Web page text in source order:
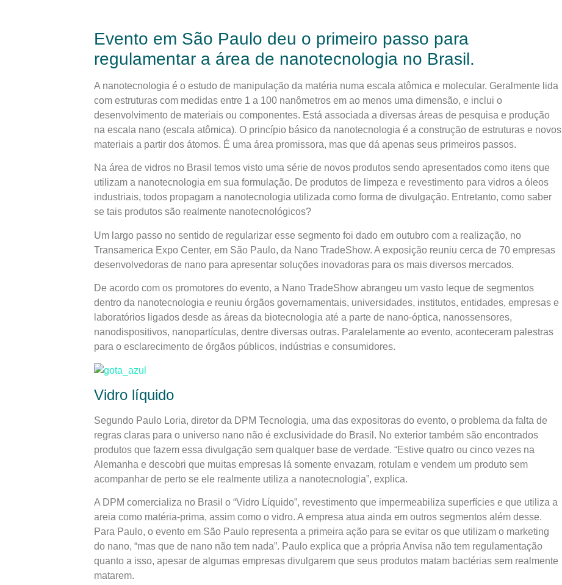
Evento em São Paulo deu o primeiro passo para
regulamentar a área de nanotecnologia no Brasil.
A nanotecnologia é o estudo de manipulação da matéria numa escala atômica e molecular. Geralmente lida
com estruturas com medidas entre 1 a 100 nanômetros em ao menos uma dimensão, e inclui o
desenvolvimento de materiais ou componentes. Está associada a diversas áreas de pesquisa e produção
na escala nano (escala atômica). O princípio básico da nanotecnologia é a construção de estruturas e novos
materiais a partir dos átomos. É uma área promissora, mas que dá apenas seus primeiros passos.
Na área de vidros no Brasil temos visto uma série de novos produtos sendo apresentados como itens que
utilizam a nanotecnologia em sua formulação. De produtos de limpeza e revestimento para vidros a óleos
industriais, todos propagam a nanotecnologia utilizada como forma de divulgação. Entretanto, como saber
se tais produtos são realmente nanotecnológicos?
Um largo passo no sentido de regularizar esse segmento foi dado em outubro com a realização, no
Transamerica Expo Center, em São Paulo, da Nano TradeShow. A exposição reuniu cerca de 70 empresas
desenvolvedoras de nano para apresentar soluções inovadoras para os mais diversos mercados.
De acordo com os promotores do evento, a Nano TradeShow abrangeu um vasto leque de segmentos
dentro da nanotecnologia e reuniu órgãos governamentais, universidades, institutos, entidades, empresas e
laboratórios ligados desde as áreas da biotecnologia até a parte de nano-óptica, nanossensores,
nanodispositivos, nanopartículas, dentre diversas outras. Paralelamente ao evento, aconteceram palestras
para o esclarecimento de órgãos públicos, indústrias e consumidores.
Vidro líquido
Segundo Paulo Loria, diretor da DPM Tecnologia, uma das expositoras do evento, o problema da falta de
regras claras para o universo nano não é exclusividade do Brasil. No exterior também são encontrados
produtos que fazem essa divulgação sem qualquer base de verdade. “Estive quatro ou cinco vezes na
Alemanha e descobri que muitas empresas lá somente envazam, rotulam e vendem um produto sem
acompanhar de perto se ele realmente utiliza a nanotecnologia”, explica.
A DPM comercializa no Brasil o “Vidro Líquido”, revestimento que impermeabiliza superfícies e que utiliza a
areia como matéria-prima, assim como o vidro. A empresa atua ainda em outros segmentos além desse.
Para Paulo, o evento em São Paulo representa a primeira ação para se evitar os que utilizam o marketing
do nano, “mas que de nano não tem nada”. Paulo explica que a própria Anvisa não tem regulamentação
quanto a isso, apesar de algumas empresas divulgarem que seus produtos matam bactérias sem realmente
matarem.